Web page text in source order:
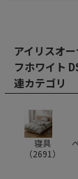
アイリスオ
フホワイト
連カテゴリ
寝具
（2691 ）